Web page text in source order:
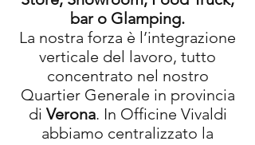
bar o Glamping.
La nostra forza è l’integrazione
verticale del lavoro, tutto
concentrato nel nostro
Quartier Generale in provincia
di Verona. In Officine Vivaldi
abbiamo centralizzato la